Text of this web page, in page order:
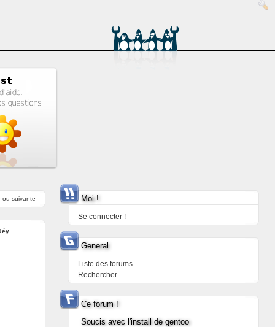
ou suivante Moi !
Se connecter !
General
Liste des forums
Rechercher
Ce forum !
Soucis avec l'install de gentoo